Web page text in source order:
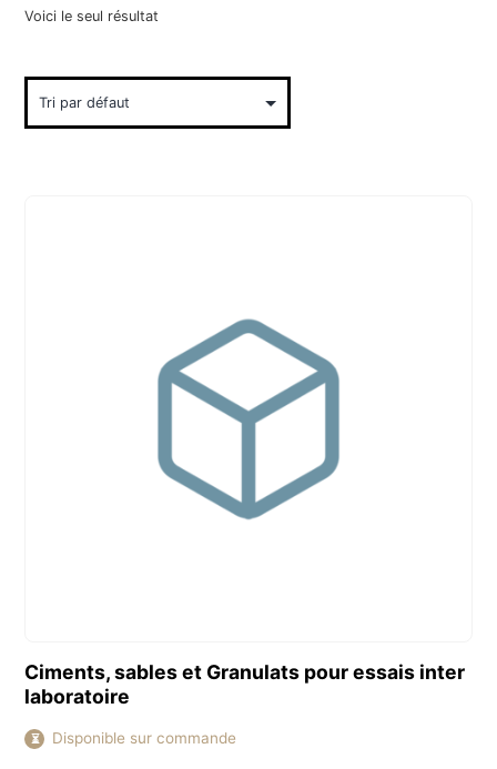
Voici le seul résultat
Découvrir ce produit
Ciments, sables et Granulats pour essais inter
laboratoire
⏳ Disponible sur commande